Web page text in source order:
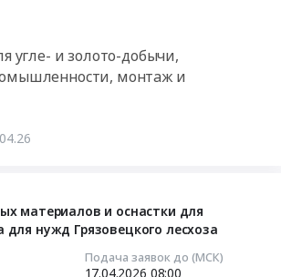
угле- и золото-добычи,
монтаж и
оборудование и
и обслуживание
и ёмкости, ремонт и
материалов и оснастки для
для нужд Грязовецкого лесхоза
Подача заявок до (МСК)
17.04.2026 08:00